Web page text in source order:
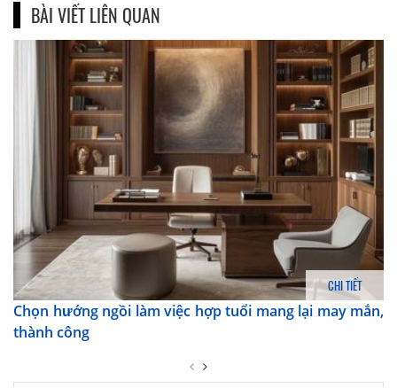
BÀI VIẾT LIÊN QUAN
CHI TIẾT
Chọn hướng ngồi làm việc hợp tuổi mang lại may mắn,
thành công